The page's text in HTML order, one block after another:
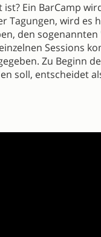
Ein BarCamp
Tagungen, wird es
den sogenannten
Sessions
Zu Beginn
soll, entscheidet